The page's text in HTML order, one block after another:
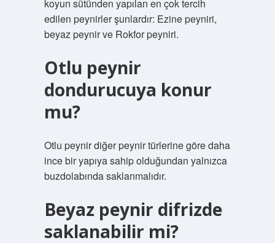
koyun sütünden yapılan en çok tercih
edilen peynirler şunlardır: Ezine peyniri,
beyaz peynir ve Rokfor peyniri.
Otlu peynir
dondurucuya konur
mu?
Otlu peynir diğer peynir türlerine göre daha
ince bir yapıya sahip olduğundan yalnızca
buzdolabında saklanmalıdır.
Beyaz peynir difrizde
saklanabilir mi?